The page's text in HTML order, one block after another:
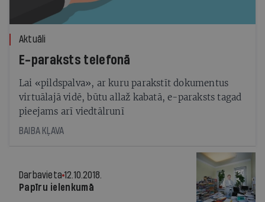
Aktuāli
E-paraksts telefonā
Lai «pildspalva», ar kuru parakstīt dokumentus
virtuālajā vidē, būtu allaž kabatā, e-paraksts tagad
pieejams arī viedtālrunī
BAIBA KĻAVA
Darbavieta 12.10.2018.
Papīru ielenkumā